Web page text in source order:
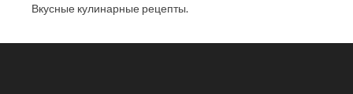
Вкусные кулинарные рецепты.